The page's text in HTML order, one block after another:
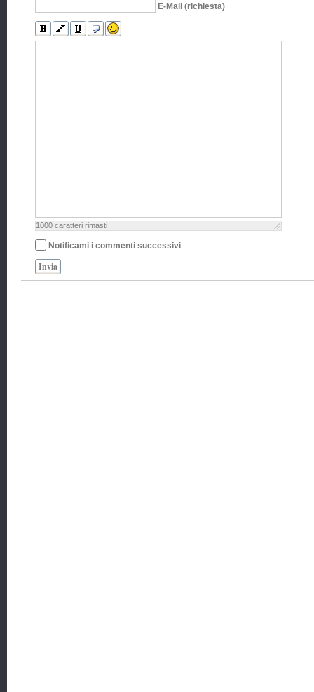
E-Mail (richiesta)
1000 caratteri rimasti
Notificami i commenti successivi
Invia